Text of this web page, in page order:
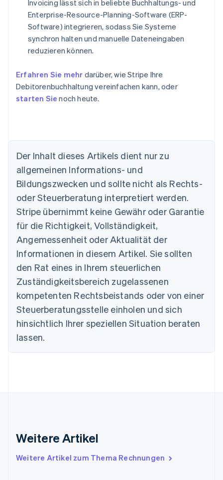
Invoicing lässt sich in beliebte Buchhaltungs- und
Enterprise-Resource-Planning-Software (ERP-
Software) integrieren, sodass Sie Systeme
synchron halten und manuelle Dateneingaben
reduzieren können.
Erfahren Sie mehr darüber, wie Stripe Ihre
Debitorenbuchhaltung vereinfachen kann, oder
starten Sie noch heute.
Der Inhalt dieses Artikels dient nur zu
allgemeinen Informations- und
Bildungszwecken und sollte nicht als Rechts-
oder Steuerberatung interpretiert werden.
Stripe übernimmt keine Gewähr oder Garantie
für die Richtigkeit, Vollständigkeit,
Angemessenheit oder Aktualität der
Informationen in diesem Artikel. Sie sollten
den Rat eines in Ihrem steuerlichen
Zuständigkeitsbereich zugelassenen
kompetenten Rechtsbeistands oder von einer
Steuerberatungsstelle einholen und sich
hinsichtlich Ihrer speziellen Situation beraten
lassen.
Weitere Artikel
Weitere Artikel zum Thema Rechnungen
Australien
English
Belgien
Brasilien
PortuguêsEnglish
Bulgarien
English
Dänemark
English
DeutschEnglish
Estland
English
Festlandchina
简体中文English
Finnland
Frankreich
FrançaisEnglish
English
Italien
Italiano English